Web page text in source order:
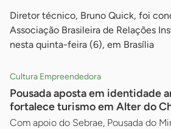
Diretor técnico, Bruno Quick, foi
Associação Brasileira de Relações
nesta quinta-feira (6), em Brasília
Cultura Empreendedora
Pousada aposta em identidade
fortalece turismo em Alter do
Com apoio do Sebrae, Pousada do